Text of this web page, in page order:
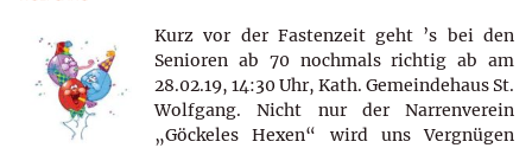
Kurz vor der Fastenzeit geht ’s bei den
Senioren ab 70 nochmals richtig ab am
28.02.19, 14:30 Uhr, Kath. Gemeindehaus St.
Wolfgang. Nicht nur der Narrenverein
„Göckeles Hexen“ wird uns Vergnügen